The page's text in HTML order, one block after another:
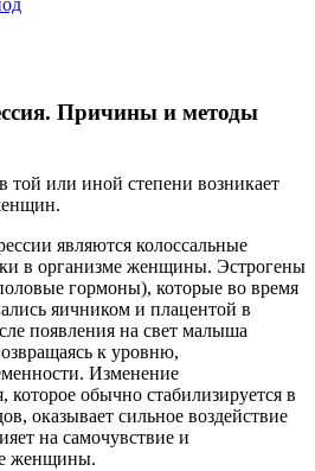
Причины и методы
той или иной степени возникает
являются колоссальные
в организме женщины. Эстрогены
гормоны), которые во время
яичником и плацентой в
появления на свет малыша
к уровню,
Изменение
которое обычно стабилизируется в
оказывает сильное воздействие
на самочувствие и
женщины.